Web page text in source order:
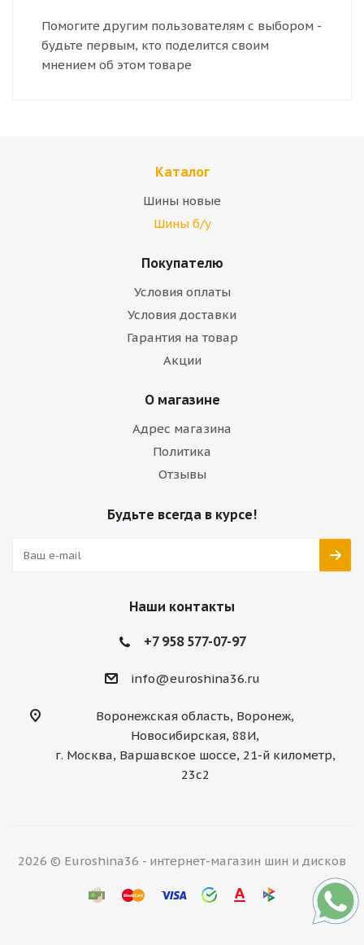
Помогите другим пользователям с выбором -
будьте первым, кто поделится своим
мнением об этом товаре
Каталог
Шины новые
Шины б/у
Покупателю
Условия оплаты
Условия доставки
Гарантия на товар
Акции
О магазине
Адрес магазина
Политика
Отзывы
Будьте всегда в курсе!
Наши контакты
+7 958 577-07-97
info@euroshina36.ru
Воронежская область, Воронеж,
Новосибирская, 88И,
г. Москва, Варшавское шоссе, 21-й километр,
23с2
2026 © Euroshina36 - интернет-магазин шин и дисков